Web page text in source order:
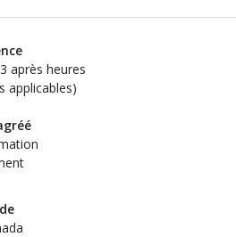
après heures
applicables)